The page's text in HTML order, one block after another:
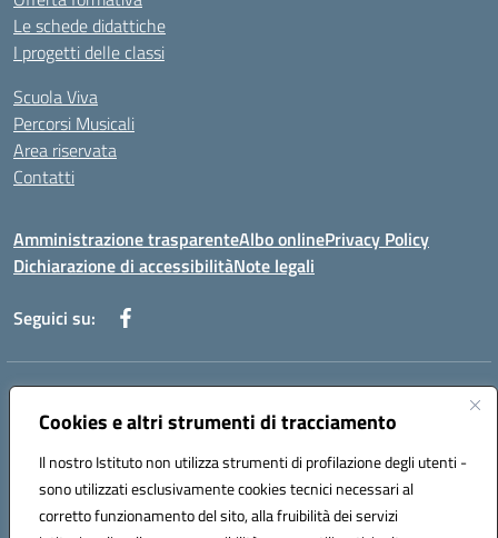
Cookies e altri strumenti di tracciamento
Il nostro Istituto non utilizza strumenti di profilazione degli utenti -
sono utilizzati esclusivamente cookies tecnici necessari al
corretto funzionamento del sito, alla fruibilità dei servizi
Le schede didattiche
I progetti delle classi
Scuola Viva
Percorsi Musicali
Area riservata
Contatti
Amministrazione trasparenteAlbo onlinePrivacy Policy
Dichiarazione di accessibilitàNote legali
Seguici su:
Indirizzo:
Centralino:089868360 Email:saic857007@istruzione.it
Codice fiscale: 80025860653
Codice meccanografico:
SAIC857007
Codice Indice delle Pubbliche Amministrazioni (IPA): istsc_saic857007